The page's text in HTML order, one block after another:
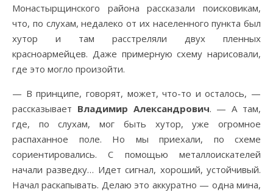
Монастырщинского района рассказали поисковикам,
что, по слухам, недалеко от их населенного пункта был
хутор и там расстреляли двух пленных
красноармейцев. Даже примерную схему нарисовали,
где это могло произойти.
— В принципе, говорят, может, что-то и осталось, —
рассказывает Владимир Александрович. — А там,
где, по слухам, мог быть хутор, уже огромное
распаханное поле. Но мы приехали, по схеме
сориентировались. С помощью металлоискателей
начали разведку… Идет сигнал, хороший, устойчивый.
Начал раскапывать. Делаю это аккуратно — одна мина,